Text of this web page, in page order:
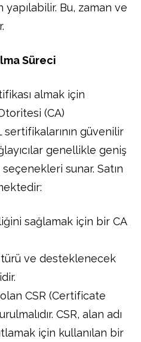
Bu, zaman ve
Süreci
almak için
(CA)
sertifikalarının güvenilir
genellikle geniş
sunar. Satın
sağlamak için bir CA
türü ve desteklenecek
CSR (Certificate
CSR, alan adı
için kullanılan bir